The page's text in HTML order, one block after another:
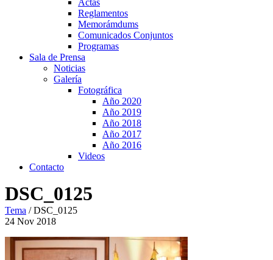
Actas
Reglamentos
Memorámdums
Comunicados Conjuntos
Programas
Sala de Prensa
Noticias
Galería
Fotográfica
Año 2020
Año 2019
Año 2018
Año 2017
Año 2016
Videos
Contacto
DSC_0125
Tema /DSC_0125
24 Nov 2018